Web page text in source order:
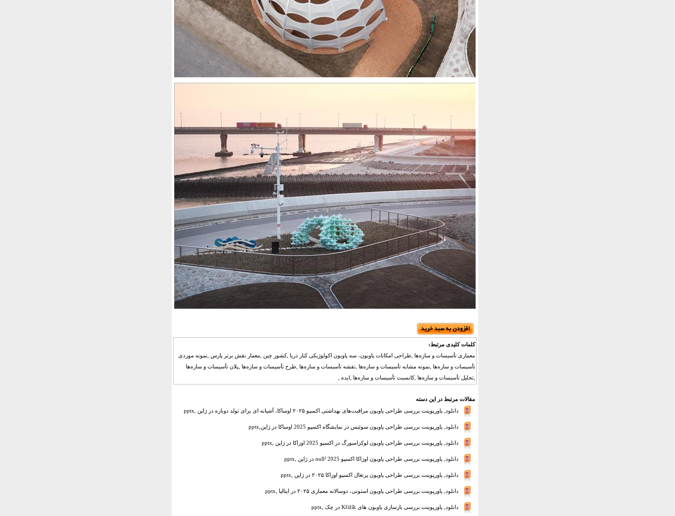
کلمات کلیدی مرتبط:
معماری تأسیسات و سازه‌ها ,طراحی امکانات پاویون، سه پاویون اکولوژیکی کنار دریا ,کشور چین ,معمار نقش برتر پارس ,نمونه موردی
تأسیسات و سازه‌ها ,نمونه مشابه تأسیسات و سازه‌ها ,نقشه تأسیسات و سازه‌ها ,طرح تأسیسات و سازه‌ها ,پلان تأسیسات و سازه‌ها
,تحلیل تأسیسات و سازه‌ها ,کانسبت تأسیسات و سازه‌ها ,ایده ,
مقالات مرتبط در این دسته
دانلود, پاورپوینت بررسی طراحی پاویون مراقبت‌های بهداشتی اکسپو ۲۰۲۵ اوساکا، آشیانه ای برای تولد دوباره در ژاپن ,pptx
دانلود, پاورپوینت بررسی طراحی پاویون سوئیس در نمایشگاه اکسپو 2025 اوساکا در ژاپن,pptx
دانلود, پاورپوینت بررسی طراحی پاویون لوکزامبورگ در اکسپو 2025 اوزاکا در ژاپن ,pptx
دانلود, پاورپوینت بررسی طراحی پاویون اوزاکا اکسپو 2025 null² در ژاپن ,pptx
دانلود, پاورپوینت بررسی طراحی پاویون پرتغال اکسپو اوزاکا ۲۰۲۵ در ژاپن ,pptx
دانلود, پاورپوینت بررسی طراحی پاویون استونی، دوسالانه معماری ۲۰۲۵ در ایتالیا ,pptx
دانلود, پاورپوینت بررسی بازسازی پاویون های Křižík در چک ,pptx